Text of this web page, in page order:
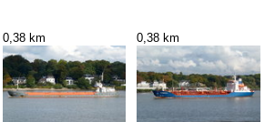
0,38 km 0,38 km